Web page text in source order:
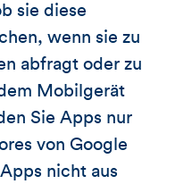
sie diese
wenn sie zu
abfragt oder zu
Mobilgerät
Sie Apps nur
von Google
nicht aus